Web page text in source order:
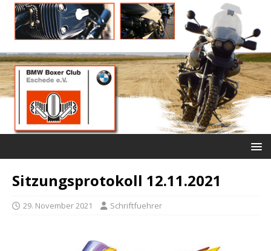
Sitzungsprotokoll 12.11.2021
29. November 2021 Schriftfuehrer